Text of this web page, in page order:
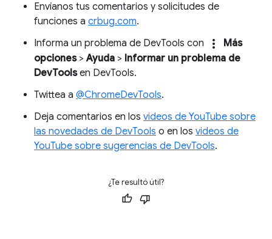
Envíanos tus comentarios y solicitudes de
funciones a crbug.com.
Informa un problema de DevTools con
more_vert
Más
opciones>Ayuda > Informar un problema de
DevToolsen DevTools.
Twittea a @ChromeDevTools.
Deja comentarios en los videos de YouTube sobre
las novedades de DevTools o en los videos de
YouTube sobre sugerencias de DevTools.
¿Te resultó útil?